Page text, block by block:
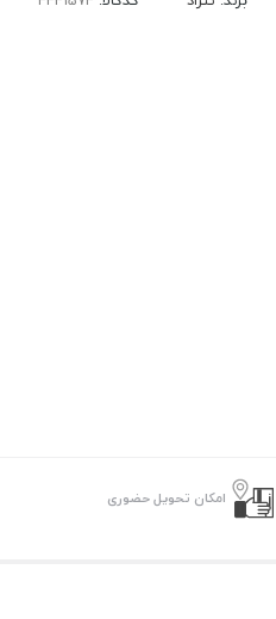
امکان تحویل حضوری